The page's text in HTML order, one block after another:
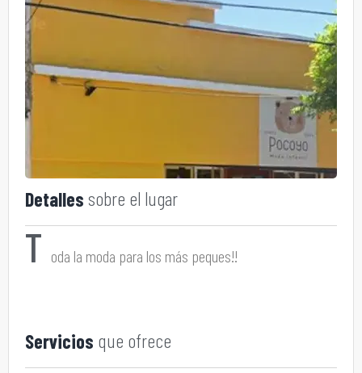
Detalles sobre el lugar
T oda la moda para los más peques!!
Servicios que ofrece